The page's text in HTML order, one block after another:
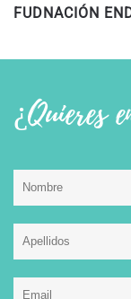
FUDNACIÓN
¿Quieres